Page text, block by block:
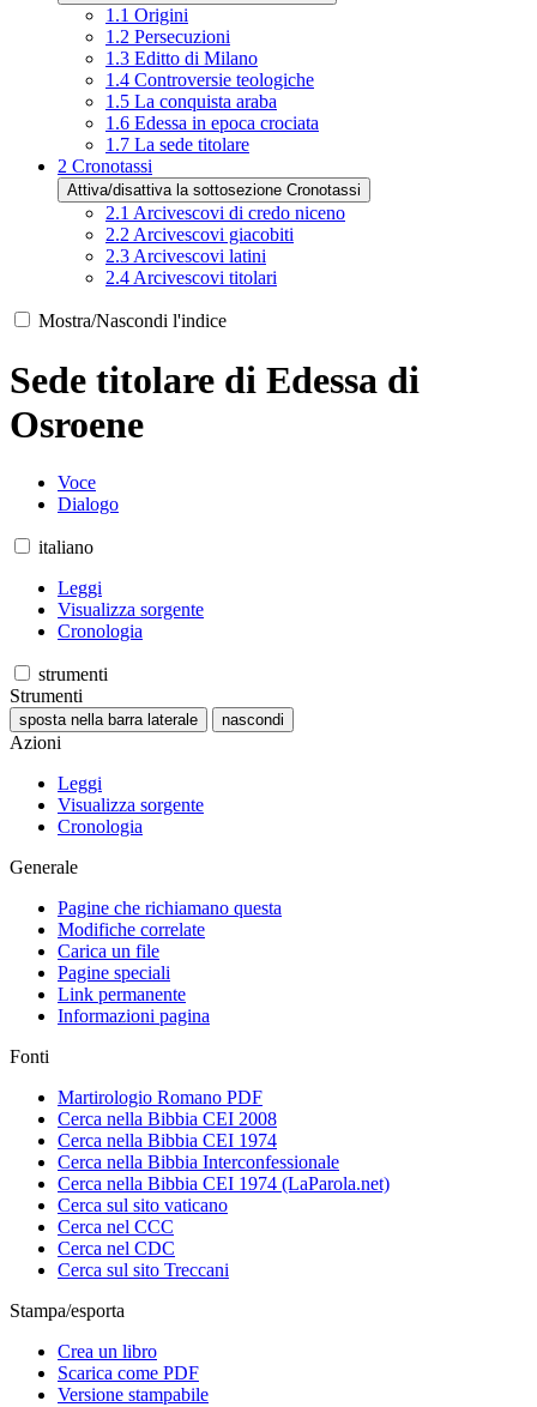
1.1 Origini
1.2 Persecuzioni
1.3 Editto di Milano
1.4 Controversie teologiche
1.5 La conquista araba
1.6 Edessa in epoca crociata
1.7 La sede titolare
2 Cronotassi
Attiva/disattiva la sottosezione Cronotassi
2.1 Arcivescovi di credo niceno
2.2Arcivescovi giacobiti
2.3Arcivescovi latini
2.4Arcivescovi titolari
Mostra/Nascondi l'indice
Sede titolare di Edessa di
Osroene
Voce
Dialogo
italiano
Leggi
Visualizza sorgente
Cronologia
strumenti
Strumenti
sposta nella barra laterale nascondi
Azioni
Leggi
Visualizza sorgente
Cronologia
Generale
Pagine che richiamano questa
Modifiche correlate
Carica un file
Pagine speciali
Link permanente
Informazioni pagina
Fonti
Martirologio Romano PDF
Cerca nella Bibbia CEI 2008
Cerca nella Bibbia CEI 1974
Cerca nella Bibbia Interconfessionale
Cerca nella Bibbia CEI 1974 (LaParola.net)
Cerca sul sito vaticano
Cerca nel CCC
Cerca nel CDC
Cerca sul sito Treccani
Stampa/esporta
Crea un libro
Scarica come PDF
Versione stampabile